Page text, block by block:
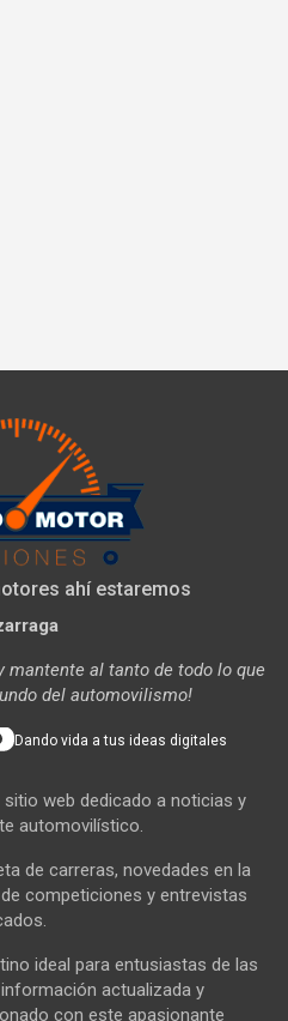
ahí estaremos
mantente al tanto de todo lo que
del automovilismo!
Dando vida a tus ideas digitales
web dedicado a noticias y
automovilístico.
de carreras, novedades en la
competiciones y entrevistas
ideal para entusiastas de las
actualizada y
con este apasionante